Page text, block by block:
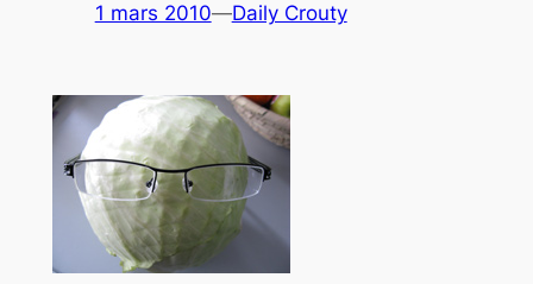
1 mars 2010—Daily Crouty